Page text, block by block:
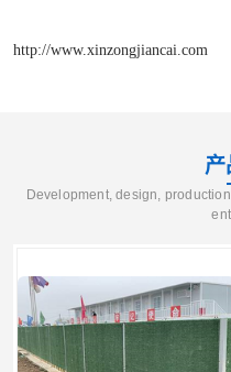
http://www.xinzongjiancai.com
产
Development, design,